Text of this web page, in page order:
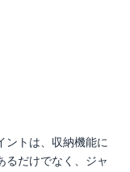
ントは、収納機能に
るだけでなく、ジャ